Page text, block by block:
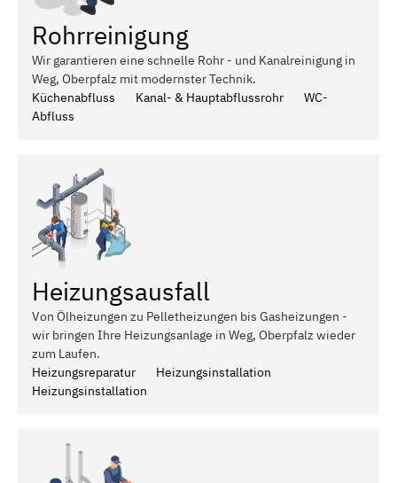
Rohrreinigung
Wir garantieren eine schnelle Rohr - und Kanalreinigung in
Weg, Oberpfalz mit modernster Technik.
Küchenabfluss
Kanal- & Hauptabflussrohr
WC-
Abfluss
Heizungsausfall
Von Ölheizungen zu Pelletheizungen bis Gasheizungen -
wir bringen Ihre Heizungsanlage in Weg, Oberpfalz wieder
zum Laufen.
Heizungsreparatur
Heizungsinstallation
Heizungsinstallation